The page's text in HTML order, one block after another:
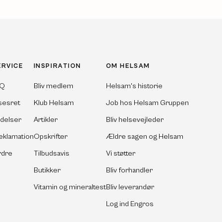
INSPIRATION
Bliv medlem
Klub Helsam
Artikler
Opskrifter
Tilbudsavis
Butikker
Vitamin og mineraltest
OM HELSAM
Helsam's historie
Job hos Helsam Gruppen
Bliv helsevejleder
Ældre sagen og Helsam
Vi støtter
Bliv forhandler
Bliv leverandør
Log ind Engros